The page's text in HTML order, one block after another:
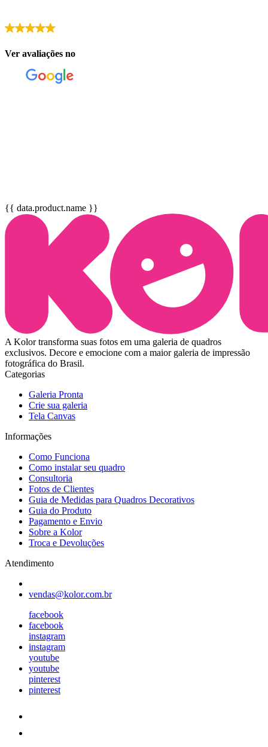
Ver avaliações no
{{ data.product.name }}
A Kolor transforma suas fotos em uma galeria de quadros
exclusivos. Decore e emocione com a maior galeria de impressão
fotográfica do Brasil.
Categorias
Galeria Pronta
Crie sua galeria
Tela Canvas
Informações
Como Funciona
Como instalar seu quadro
Consultoria
Fotos de Clientes
Guia de Medidas para Quadros Decorativos
Guia do Produto
Pagamento e Envio
Sobre a Kolor
Troca e Devoluções
Atendimento
vendas@kolor.com.br
facebook
facebook
instagram
instagram
youtube
youtube
pinterest
pinterest